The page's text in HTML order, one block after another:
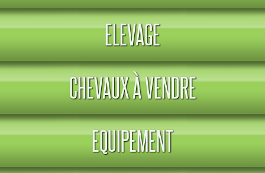
ELEVAGE
CHEVAUX À VENDRE
EQUIPEMENT